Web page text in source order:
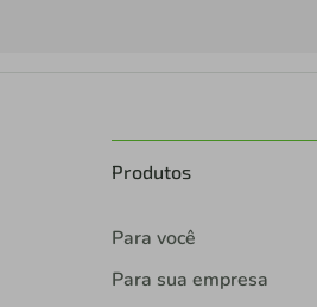
Produtos
Para você
Para sua empresa